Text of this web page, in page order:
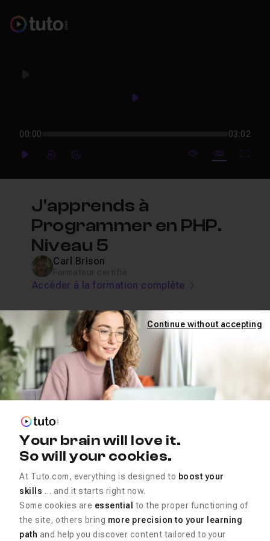
Play
00:00 03:02
ForwardForward mute video
Subtitles
J'apprends à
Programmer en PHP.
Niveau 5
Carl Brison
Accéder à la formation complète